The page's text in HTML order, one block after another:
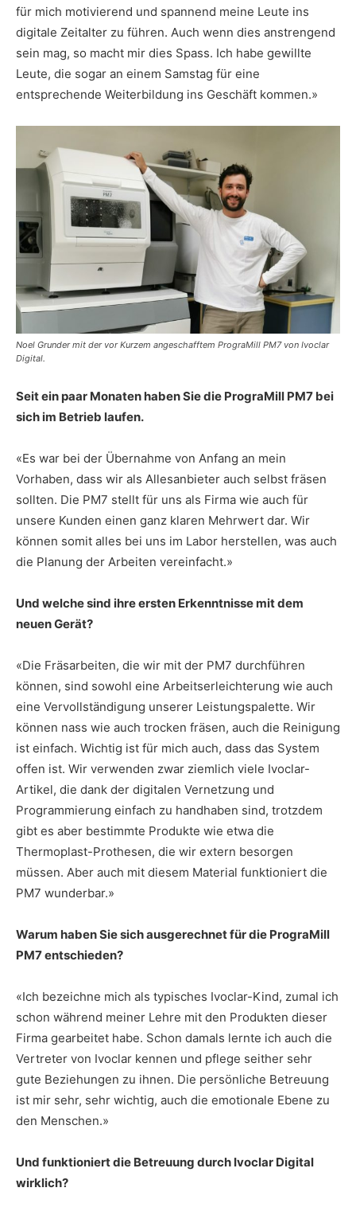
für mich motivierend und spannend meine Leute ins
digitale Zeitalter zu führen. Auch wenn dies anstrengend
sein mag, so macht mir dies Spass. Ich habe gewillte
Leute, die sogar an einem Samstag für eine
entsprechende Weiterbildung ins Geschäft kommen.»
Noel Grunder mit der vor Kurzem angeschafftem PrograMill PM7 von Ivoclar
Digital.
Seit ein paar Monaten haben Sie die PrograMill PM7 bei
sich im Betrieb laufen.
«Es war bei der Übernahme von Anfang an mein
Vorhaben, dass wir als Allesanbieter auch selbst fräsen
sollten. Die PM7 stellt für uns als Firma wie auch für
unsere Kunden einen ganz klaren Mehrwert dar. Wir
können somit alles bei uns im Labor herstellen, was auch
die Planung der Arbeiten vereinfacht.»
Und welche sind ihre ersten Erkenntnisse mit dem
neuen Gerät?
«Die Fräsarbeiten, die wir mit der PM7 durchführen
können, sind sowohl eine Arbeitserleichterung wie auch
eine Vervollständigung unserer Leistungspalette. Wir
können nass wie auch trocken fräsen, auch die Reinigung
ist einfach. Wichtig ist für mich auch, dass das System
offen ist. Wir verwenden zwar ziemlich viele Ivoclar-
Artikel, die dank der digitalen Vernetzung und
Programmierung einfach zu handhaben sind, trotzdem
gibt es aber bestimmte Produkte wie etwa die
Thermoplast-Prothesen, die wir extern besorgen
müssen. Aber auch mit diesem Material funktioniert die
PM7 wunderbar.»
Warum haben Sie sich ausgerechnet für die PrograMill
PM7 entschieden?
«Ich bezeichne mich als typisches Ivoclar-Kind, zumal ich
schon während meiner Lehre mit den Produkten dieser
Firma gearbeitet habe. Schon damals lernte ich auch die
Vertreter von Ivoclar kennen und pflege seither sehr
gute Beziehungen zu ihnen. Die persönliche Betreuung
ist mir sehr, sehr wichtig, auch die emotionale Ebene zu
den Menschen.»
Und funktioniert die Betreuung durch Ivoclar Digital
wirklich?